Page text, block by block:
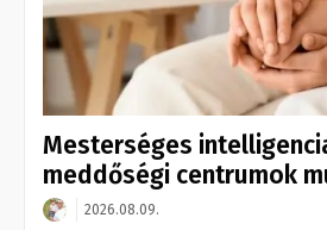
Mesterséges
meddőségi centrumok
2026.08.09.